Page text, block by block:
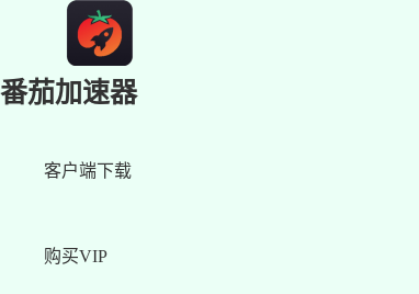
番茄加速器
客户端下载
购买VIP